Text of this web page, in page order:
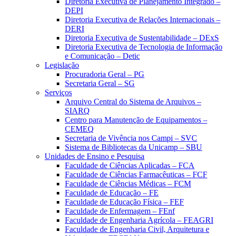
DEPI
Diretoria Executiva de Relações Internacionais –
DERI
Diretoria Executiva de Sustentabilidade – DExS
Diretoria Executiva de Tecnologia de Informação
e Comunicação – Detic
Legislação
Procuradoria Geral – PG
Secretaria Geral – SG
Serviços
Arquivo Central do Sistema de Arquivos –
SIARQ
Centro para Manutenção de Equipamentos –
CEMEQ
Secretaria de Vivência nos Campi – SVC
Sistema de Bibliotecas da Unicamp – SBU
Unidades de Ensino e Pesquisa
Faculdade de Ciências Aplicadas – FCA
Faculdade de Ciências Farmacêuticas – FCF
Faculdade de Ciências Médicas – FCM
Faculdade de Educação – FE
Faculdade de Educação Física – FEF
Faculdade de Enfermagem – FEnf
Faculdade de Engenharia Agrícola – FEAGRI
Faculdade de Engenharia Civil, Arquitetura e